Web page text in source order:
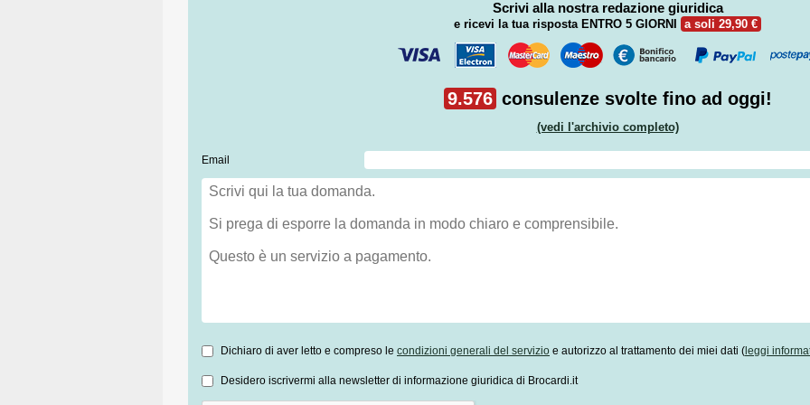
Scrivi alla nostra redazione giuridica
e ricevi la tua risposta ENTRO 5 GIORNI a soli 29,90 €
9.576 consulenze svolte fino ad oggi!
(vedi l'archivio completo)
Email
Dichiaro di aver letto e compreso le condizioni generali del servizio e autorizzo al trattamento dei miei dati ( leggi
Desidero iscrivermi alla newsletter di informazione giuridica di Brocardi.it